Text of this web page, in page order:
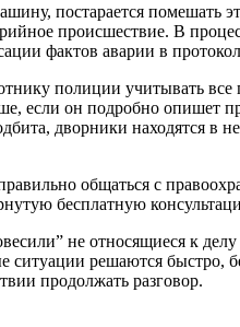
постарается помешать
происшествие. В
фактов аварии в
полиции учитывать
если он подробно
дворники находятся в
общаться с
бесплатную
не относящиеся к
решаются быстро,
продолжать разговор.